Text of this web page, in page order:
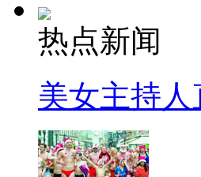
热点新闻
美女主持